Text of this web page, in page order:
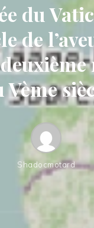
du
de
Vème
Shadocmotard